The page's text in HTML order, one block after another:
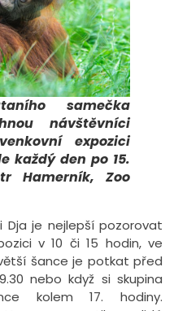
samečka
návštěvníci
expozici
každý den po 15.
Hamerník, Zoo
Dja je nejlepší pozorovat
v 10 či 15 hodin, ve
šance je potkat před
nebo když si skupina
kolem 17. hodiny.